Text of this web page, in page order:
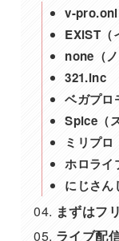
v-
EXiST（
none（ノ
321.inc
ベガプロ
Spice（
ミリプロ
ホロライ
にじさん
まずはフ
ライブ配